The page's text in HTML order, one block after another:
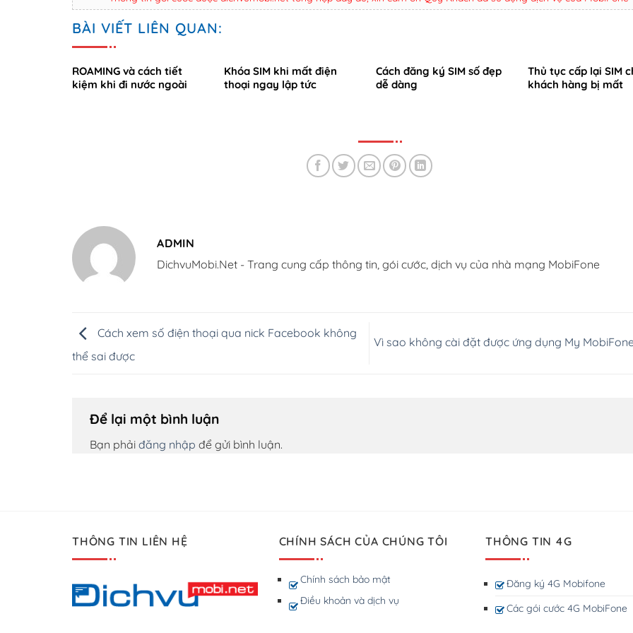
BÀI VIẾT LIÊN QUAN:
ROAMING và cách tiết
kiệm khi đi nước ngoài
Khóa SIM khi mất điện
thoại ngay lập tức
Cách đăng ký SIM số đẹp
dễ dàng
Thủ tục cấp lại SIM
khách hàng bị mất
ADMIN
DichvuMobi.Net - Trang cung cấp thông tin, gói cước, dịch vụ của nhà mạng MobiFone
Cách xem số điện thoại qua nick Facebook không
thể sai được
Vì sao không cài đặt được ứng dụng My
Để lại một bình luận
Bạn phải đăng nhập để gửi bình luận.
THÔNG TIN LIÊN HỆ CHÍNH SÁCH CỦA CHÚNG TÔI
Chính sách bảo mật
Điều khoản và dịch vụ
THÔNG TIN 4G
Đăng ký 4G Mobifone
Các gói cước 4G MobiFone